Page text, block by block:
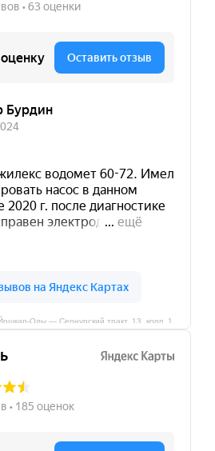
— Сернурский тракт, 13, корп. 1